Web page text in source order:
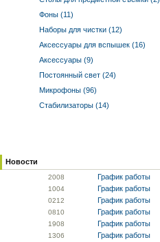
Фоны (11)
Наборы для чистки (12)
Аксессуары для вспышек (16)
Аксессуары (9)
Постоянный свет (24)
Микрофоны (96)
Стабилизаторы (14)
Новости
2008 График работы
1004 График работы
0212 График работы
0810 График работы
1908 График работы
1306 График работы